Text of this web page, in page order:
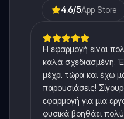
4.6/5App Store
Η εφαρμογή είναι
καλά σχεδιασμένη.
μέχρι τώρα και έχω
παρουσιάσεις!
εφαρμογή για μια
φυσικά βοηθάει